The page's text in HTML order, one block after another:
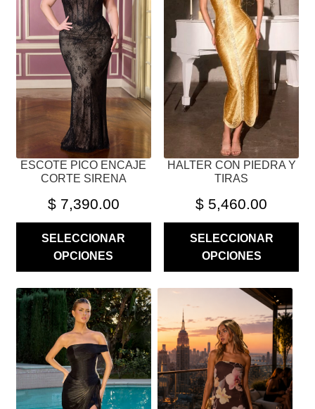
ESCOTE PICO ENCAJE
CORTE SIRENA
$7,390.00
SELECCIONAR
OPCIONES
VARIANTES.
OPCIONES
PUEDEN
ELEGIR
EN
DE
HALTER CON PIEDRA Y
TIRAS
$ 5,460.00
SELECCIONAR
OPCIONES
VARIANTES.
LAS
OPCIONES
SE
PUEDEN
ELEGIR
DE
ESTE
PRODUCTO
TIENE
MÚLTIPLES
VARIANTES.
OPCIONES
PRODUCTO
TIENE
MÚLTIPLES
VARIANTES.
LAS
OPCIONES